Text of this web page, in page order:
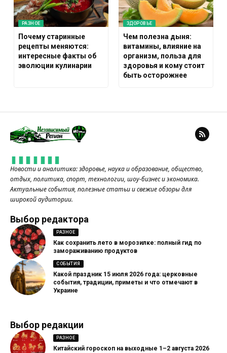
РАЗНОЕ
Почему старинные
рецепты меняются:
интересные факты об
эволюции кулинарии
ЗДОРОВЬЕ
Чем полезна дыня:
витамины, влияние на
организм, польза для
здоровья и кому стоит
быть осторожнее
Новости и аналитика: здоровье, наука и образование, общество,
отдых, политика, спорт, технологии, шоу-бизнес и экономика.
Актуальные события, полезные статьи и свежие обзоры для
широкой аудитории.
Выбор редактора
РАЗНОЕ
Как сохранить лето в морозилке: полный гид по
замораживанию продуктов
СОБЫТИЯ
Какой праздник 15 июля 2026 года: церковные
события, традиции, приметы и что отмечают в
Украине
Выбор редакции
РАЗНОЕ
Китайский гороскоп на выходные 1–2 августа 2026